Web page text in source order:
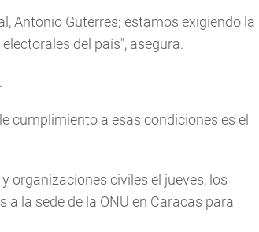
Antonio Guterres; estamos exigiendo la
del país", asegura.
cumplimiento a esas condiciones es el
organizaciones civiles el jueves, los
la sede de la ONU en Caracas para